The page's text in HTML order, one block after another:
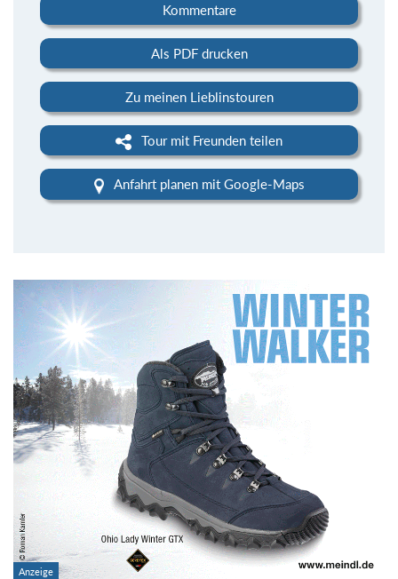
Kommentare
Als PDF drucken
Zu meinen Lieblinstouren
Tour mit Freunden teilen
Anfahrt planen mit Google-Maps